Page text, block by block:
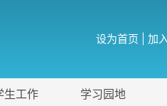
设为首页 加
生工作 学习园地